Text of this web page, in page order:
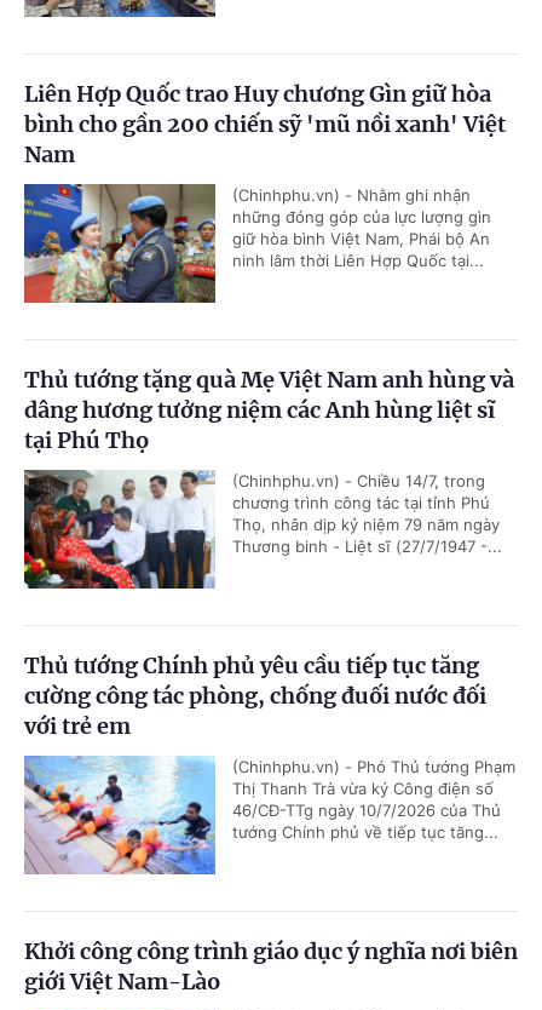
Liên Hợp Quốc trao Huy chương Gìn giữ hòa
bình cho gần 200 chiến sỹ 'mũ nồi xanh' Việt
Nam
(Chinhphu.vn) - Nhằm ghi nhận
những đóng góp của lực lượng gìn
giữ hòa bình Việt Nam, Phái bộ An
ninh lâm thời Liên Hợp Quốc tại...
Thủ tướng tặng quà Mẹ Việt Nam anh hùng và
dâng hương tưởng niệm các Anh hùng liệt sĩ
tại Phú Thọ
(Chinhphu.vn) - Chiều 14/7, trong
chương trình công tác tại tỉnh Phú
Thọ, nhân dịp kỷ niệm 79 năm ngày
Thương binh - Liệt sĩ (27/7/1947 -...
Thủ tướng Chính phủ yêu cầu tiếp tục tăng
cường công tác phòng, chống đuối nước đối
với trẻ em
(Chinhphu.vn) - Phó Thủ tướng Phạm
Thị Thanh Trà vừa ký Công điện số
46/CĐ-TTg ngày 10/7/2026 của Thủ
tướng Chính phủ về tiếp tục tăng...
Khởi công công trình giáo dục ý nghĩa nơi biên
giới Việt Nam-Lào